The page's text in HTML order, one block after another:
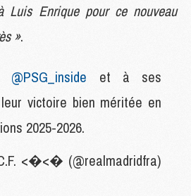
Luis Enrique pour ce nouveau
».
@PSG_inside et à ses
victoire bien méritée en
2025-2026.
<�<� (@realmadridfra)